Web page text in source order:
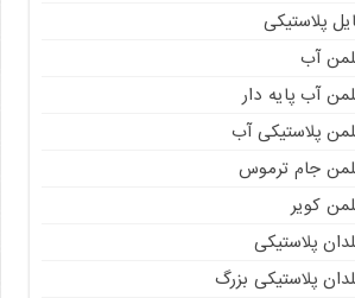
پلاستیکی
آب
آب پایه دار
پلاستیکی آب
جام ترموس
کویر
پلاستیکی
پلاستیکی بزرگ